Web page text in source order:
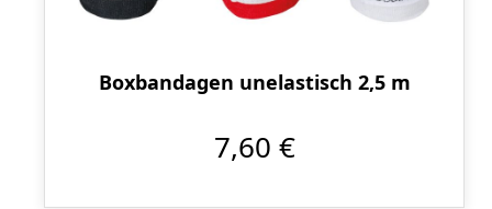
Boxbandagen unelastisch 2,5 m
7,60 €